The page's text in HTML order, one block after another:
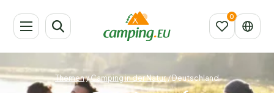
Themen/Camping in der Natur/Deutschland